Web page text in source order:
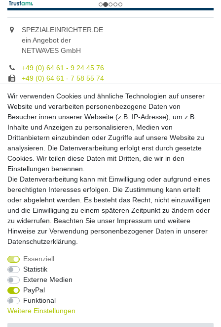
SPEZIALEINRICHTER.DE
ein Angebot der
NETWAVES GmbH
+49 (0) 64 61 - 9 24 45 76
+49 (0) 64 61 - 7 58 55 74
Unsere Fachberatung:
Montag - Freitag, 9.00 - 21.00
Zahlungsmöglichkeiten
Versandkosten
Versandarten
Auslandsversand, Hochgebirgs- oder
Insellieferung
Widerrufs­recht
Daten­schutz­erklärung
Wir verwenden Cookies und ähnliche Technologien auf unserer
Website und verarbeiten personenbezogene Daten von
Besucher:innen unserer Webseite (z.B. IP-Adresse), um z.B.
Inhalte und Anzeigen zu personalisieren, Medien von
Drittanbietern einzubinden oder Zugriffe auf unsere Website zu
analysieren. Die Datenverarbeitung erfolgt erst durch gesetzte
Cookies. Wir teilen diese Daten mit Dritten, die wir in den
Einstellungen benennen.
Die Datenverarbeitung kann mit Einwilligung oder aufgrund eines
berechtigten Interesses erfolgen. Die Zustimmung kann erteilt
oder abgelehnt werden. Es besteht das Recht, nicht einzuwilligen
und die Einwilligung zu einem späteren Zeitpunkt zu ändern oder
zu widerrufen. Beachten Sie unser Impressum und weitere
Hinweise zur Verwendung personenbezogener Daten in unserer
Daten­schutz­erklärung
Essenziell
Statistik
Externe Medien
PayPal
Funktional
Weitere Einstellungen